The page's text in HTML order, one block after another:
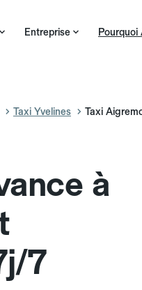
Entreprise Pourquoi
Taxi Yvelines Taxi
à
7